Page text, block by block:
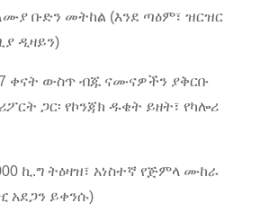
ቡድን መትከል (እንደ ጣዕም፣ ዝርዝር
ዲዛይን)
ቀናት ውስጥ ብጁ ናሙናዎችን ያቅርቡ
ጋር፡ የኮንጃክ ዱቄት ይዘት፣ የካሎሪ
ኪ.ግ ትዕዛዝ፣ አነስተኛ የጅምላ ሙከራ
አደጋን ይቀንሱ)